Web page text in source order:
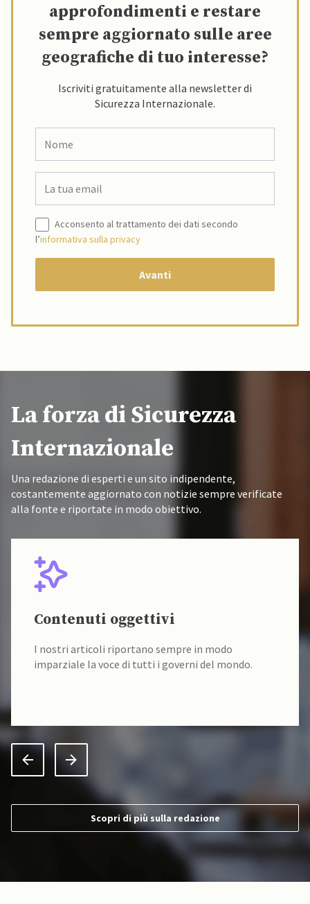
approfondimenti e restare
sempre aggiornato sulle aree
geografiche di tuo interesse?
Iscriviti gratuitamente alla newsletter di
Sicurezza Internazionale.
Acconsento al trattamento dei dati secondo
l’informativa sulla privacy
La forza di Sicurezza
Internazionale
Una redazione di esperti e un sito indipendente,
costantemente aggiornato con notizie sempre verificate
alla fonte e riportate in modo obiettivo.
Contenuti oggettivi
I nostri articoli riportano sempre in modo
imparziale la voce di tutti i governi del mondo.
Scopri di più sulla redazione